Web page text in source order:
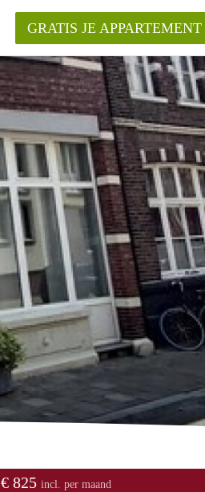
in Maastricht?
GRATIS JE
€ 825 incl. per maand